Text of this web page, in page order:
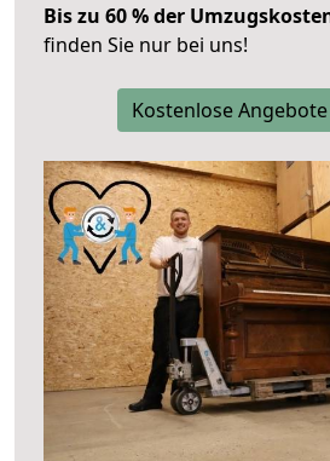
Bis zu 60 % der
finden Sie nur bei uns!
Kostenlose